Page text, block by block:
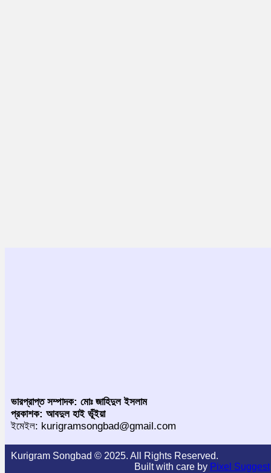
ভারপ্রাপ্ত সম্পাদক: মোঃ জাহিদুল ইসলাম
প্রকাশক: আবদুল হাই ভূঁইয়া
ইমেইল: kurigramsongbad@gmail.com
Kurigram Songbad © 2025. All Rights Reserved.
Built with care by Pixel Suggest